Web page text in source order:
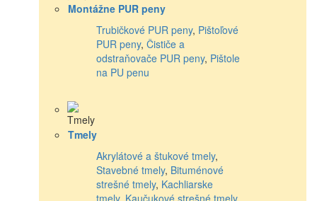
Montážne PUR peny
Trubičkové PUR peny, Pištoľové
PUR peny, Čističe a
odstraňovače PUR peny, Pištole
na PU penu
Tmely
Akrylátové a štukové tmely,
Stavebné tmely, Bituménové
strešné tmely, Kachliarske
tmely, Kaučukové strešné tmely,